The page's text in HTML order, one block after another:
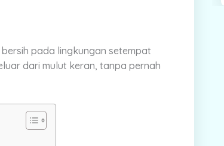
pada lingkungan setempat
dari mulut keran, tanpa pernah